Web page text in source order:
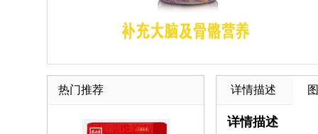
热门推荐 详情描述
详情描述